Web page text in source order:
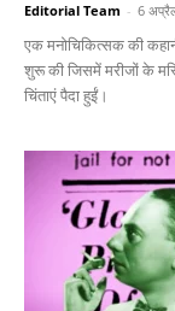
Editorial Team - 6
एक मनोचिकित्सक की
शुरू की जिसमें मरीजों के
चिंताएं पैदा हुईं।